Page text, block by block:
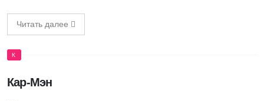
Читать далее
К
Кар-Мэн